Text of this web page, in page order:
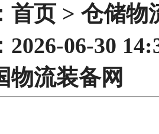
首页 > 仓储物
06-30
物流装备网